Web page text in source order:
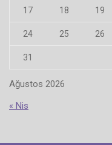
Ağustos 2026
17 18 19
24 25 26
31
« Nis